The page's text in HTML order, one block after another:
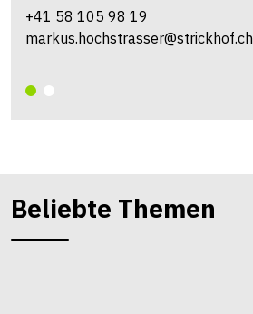
+41 58 105 98 19
markus.hochstrasser@strickhof.ch
Beliebte Themen